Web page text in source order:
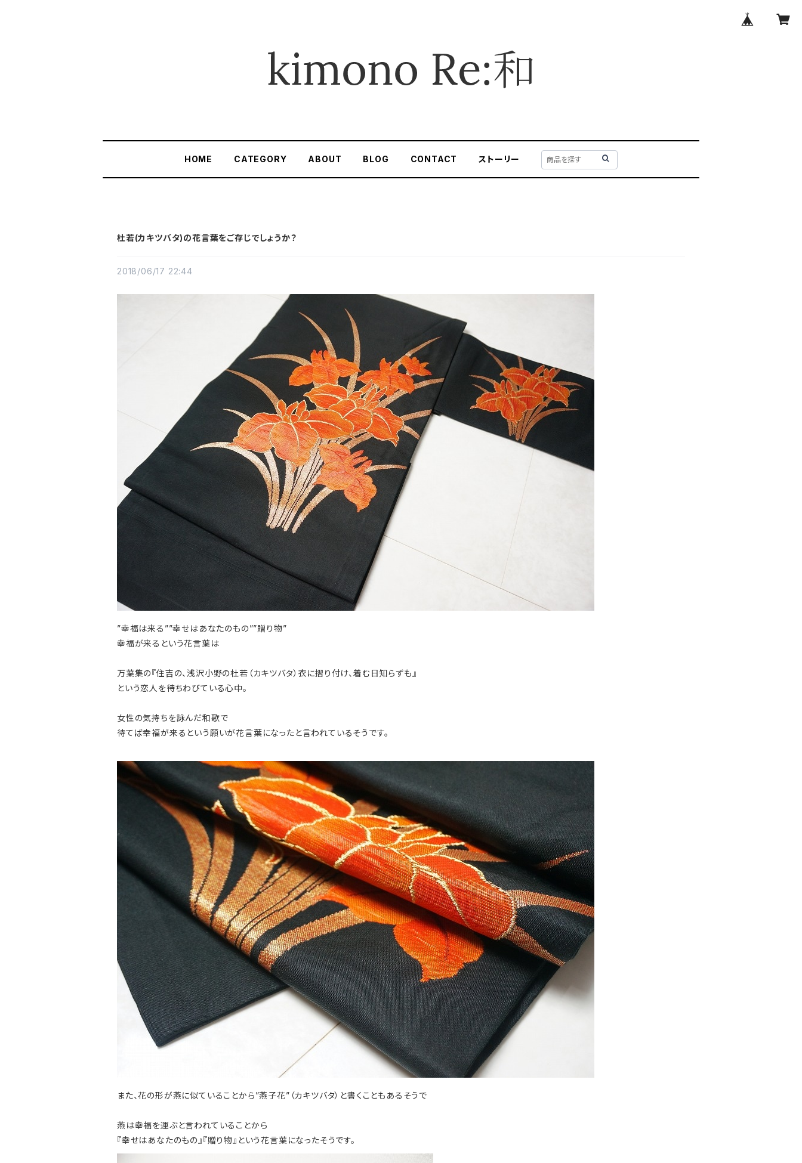
HOME CATEGORY ABOUT BLOG CONTACT ストーリー
杜若(カキツバタ)の花言葉をご存じでしょうか？
2018/06/17 22:44
”幸福は来る””幸せはあなたのもの””贈り物”
幸福が来るという花言葉は
万葉集の『住吉の、浅沢小野の杜若（カキツバタ）衣に摺り付け、着む日知らずも』
という恋人を待ちわびている心中。
女性の気持ちを詠んだ和歌で
待てば幸福が来るという願いが花言葉になったと言われているそうです。
また、花の形が燕に似ていることから”燕子花”（カキツバタ）と書くこともあるそうで
燕は幸福を運ぶと言われていることから
『幸せはあなたのもの』『贈り物』という花言葉になったそうです。